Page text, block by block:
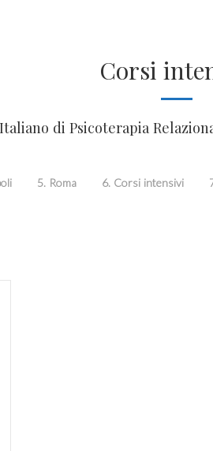
Corsi
di Psicoterapia
5. Roma 6. Corsi intensivi